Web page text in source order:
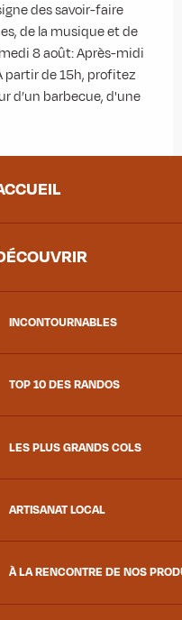
INCONTOURNABLES
TOP 10 DES RANDOS
LES PLUS GRANDS COLS
ARTISANAT LOCAL
À LA RENCONTRE DE NOS
des savoir-faire
de la musique et de
8 août: Après-midi
partir de 15h, profitez
d’un barbecue, d'une